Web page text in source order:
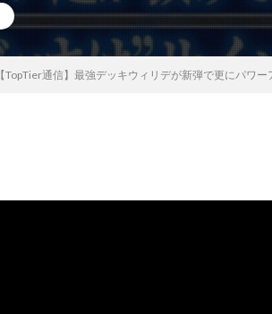
【TopTier通信】最強デッキウィリデが新弾で更にパワ